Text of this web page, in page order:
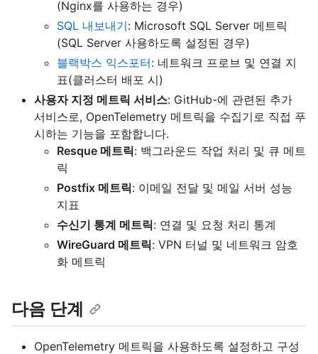
(Nginx를 사용하는 경우)
SQL 내보내기: Microsoft SQL Server 메트릭
(SQL Server 사용하도록 설정된 경우)
블랙박스 익스포터: 네트워크 프로브 및 연결 지
표(클러스터 배포 시)
사용자 지정 메트릭 서비스: GitHub-에 관련된 추가
서비스로, OpenTelemetry 메트릭을 수집기로 직접 푸
시하는 기능을 포함합니다.
Resque 메트릭: 백그라운드 작업 처리 및 큐 메트
릭
Postfix 메트릭: 이메일 전달 및 메일 서버 성능
지표
수신기 통계 메트릭: 연결 및 요청 처리 통계
WireGuard 메트릭: VPN 터널 및 네트워크 암호
화 메트릭
다음 단계
OpenTelemetry 메트릭을 사용하도록 설정하고 구성